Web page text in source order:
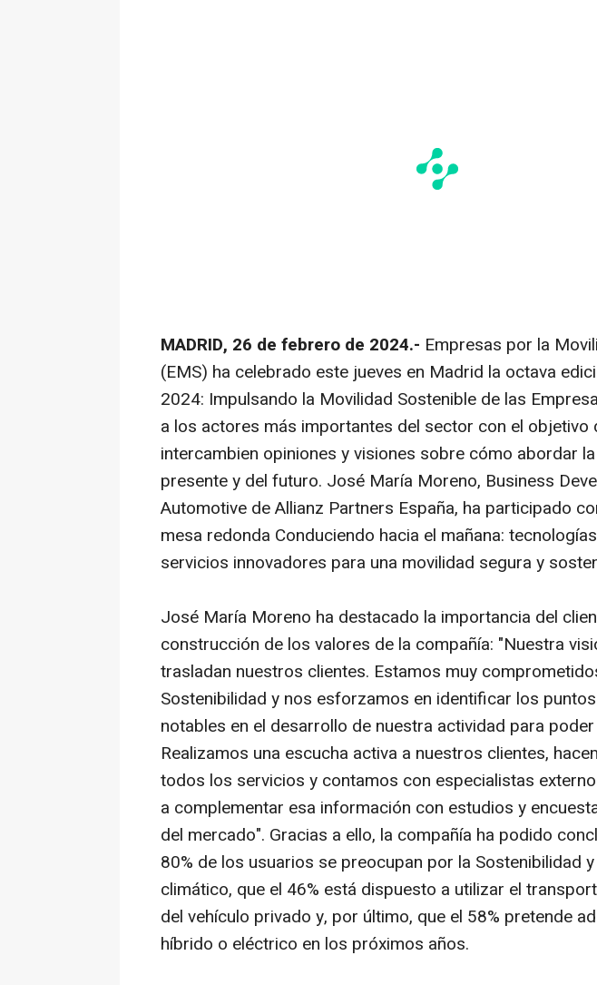
MADRID, 26 de febrero de 2024.- Empresas por la
(EMS) ha celebrado este jueves en Madrid la octava
2024: Impulsando la Movilidad Sostenible de las
a los actores más importantes del sector con el objetivo
intercambien opiniones y visiones sobre cómo abordar
presente y del futuro. José María Moreno, Business
Automotive de Allianz Partners España, ha participado
mesa redonda Conduciendo hacia el mañana:
servicios innovadores para una movilidad segura y
José María Moreno ha destacado la importancia del
construcción de los valores de la compañía: "Nuestra
trasladan nuestros clientes. Estamos muy
Sostenibilidad y nos esforzamos en identificar los
notables en el desarrollo de nuestra actividad para poder
Realizamos una escucha activa a nuestros clientes,
todos los servicios y contamos con especialistas
a complementar esa información con estudios y
del mercado". Gracias a ello, la compañía ha podido
80% de los usuarios se preocupan por la Sostenibilidad
climático, que el 46% está dispuesto a utilizar el
del vehículo privado y, por último, que el 58% pretende
híbrido o eléctrico en los próximos años.